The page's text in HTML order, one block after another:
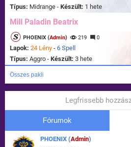
Típus: Midrange - Készült: 1 hete
Mill Paladin Beatrix
PHOENIX (Admin) 219 0
Lapok: 24 Lény - 6 Spell
Típus: Aggro - Készült: 3 hete
Összes pakli
Legfrissebb
Fórumok
PHOENIX (Admin)